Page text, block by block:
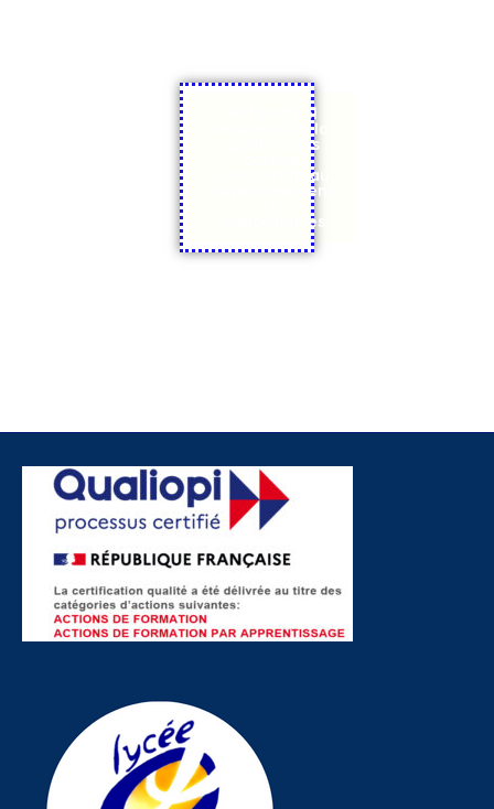
Référentiel
national sur la
qualités des
concourant au
développement
compétences